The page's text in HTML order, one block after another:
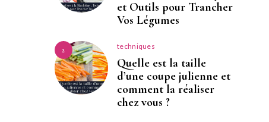
et Outils pour Trancher
Vos Légumes
2 techniques
Quelle est la taille
d’une coupe julienne et
comment la réaliser
chez vous ?